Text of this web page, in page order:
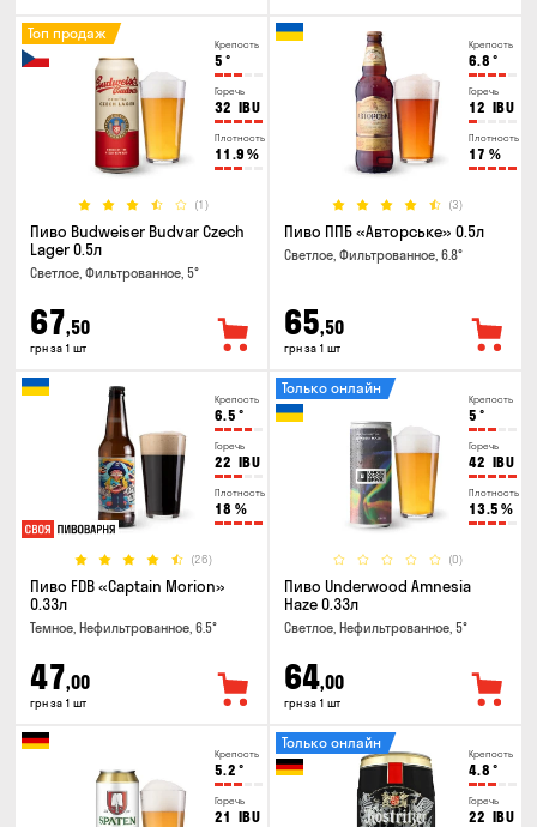
Крепость
5 °
Горечь
32 IBU
Плотность
11.9 %
(1)
Топ продаж
Пиво Budweiser Budvar Czech
Lager 0.5л
Светлое, Фильтрованное, 5°
67,50
грн за 1 шт
Крепость
6.8 °
Горечь
12 IBU
Плотность
17 %
(3)
Пиво ППБ «Авторське» 0.5л
Светлое, Фильтрованное, 6.8°
65,50
грн за 1 шт
Крепость
6.5 °
Горечь
22 IBU
Плотность
18 %
(26)
Пиво FDB «Captain Morion»
0.33л
Темное, Нефильтрованное, 6.5°
47,00
грн за 1 шт
Крепость
5 °
Горечь
42 IBU
Плотность
13.5 %
(0)
Только онлайн
Пиво Underwood Amnesia
Haze 0.33л
Светлое, Нефильтрованное, 5°
64,00
грн за 1 шт
Крепость
5.2 °
Горечь
21 IBU
Крепость
4.8 °
Горечь
22 IBU
Только онлайн